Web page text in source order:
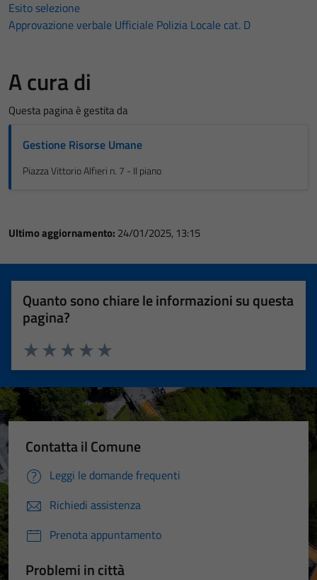
Esito selezione
Approvazione verbale Ufficiale Polizia Locale cat. D
A cura di
Questa pagina è gestita da
Gestione Risorse Umane
Piazza Vittorio Alfieri n. 7 - II piano
Ultimo aggiornamento: 24/01/2025, 13:15
Quanto sono chiare le informazioni su questa
pagina?
Valuta 5 stelle su 5
Valuta 4 stelle su 5
Valuta 3 stelle su 5
Valuta 2 stelle su 5
Valuta 1 stelle su 5
Contatta il Comune
Leggi le domande frequenti
Richiedi assistenza
Prenota appuntamento
Problemi in città